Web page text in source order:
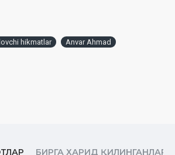
hikmatlar
Anvar Ahmad
БИРГА ХАРИД ҚИЛИНГАНЛАР